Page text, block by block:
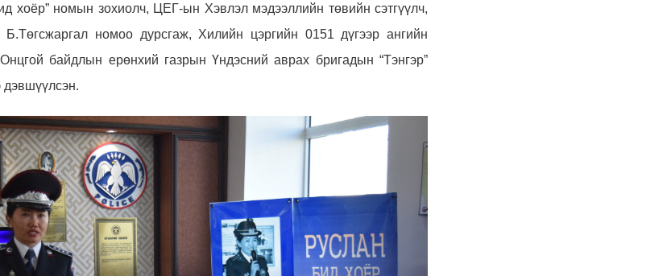
хоёр” номын зохиолч, ЦЕГ-ын Хэвлэл мэдээллийн төвийн сэтгүүлч,
Б.Төгсжаргал номоо дурсгаж, Хилийн цэргийн 0151 дүгээр ангийн
байдлын ерөнхий газрын Үндэсний аврах бригадын “Тэнгэр”
дэвшүүлсэн.